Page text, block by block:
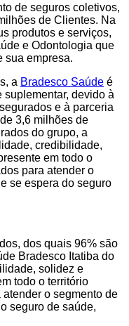
de seguros coletivos,
de Clientes. Na
produtos e serviços,
e Odontologia que
sua empresa.
a Bradesco Saúde é
suplementar, devido à
e à parceria
3,6 milhões de
do grupo, a
credibilidade,
em todo o
para atender o
se espera do seguro
dos quais 96% são
Bradesco Itatiba do
solidez e
todo o território
o segmento de
seguro de saúde,